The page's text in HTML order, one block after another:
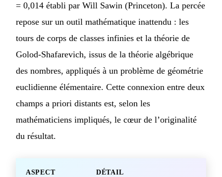
= 0,014 établi par Will Sawin (Princeton). La percée
repose sur un outil mathématique inattendu : les
tours de corps de classes infinies et la théorie de
Golod-Shafarevich, issus de la théorie algébrique
des nombres, appliqués à un problème de géométrie
euclidienne élémentaire. Cette connexion entre deux
champs a priori distants est, selon les
mathématiciens impliqués, le cœur de l’originalité
du résultat.
ASPECT DÉTAIL